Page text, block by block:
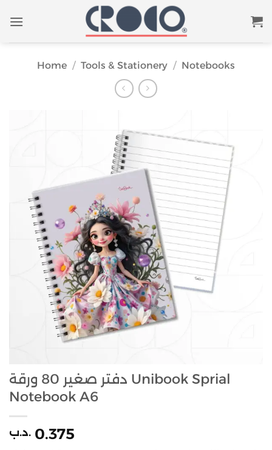
Home / Tools & Stationery / Notebooks
دفتر صغير 80 ورقة Unibook Sprial
Notebook A6
0.375 .د.ب